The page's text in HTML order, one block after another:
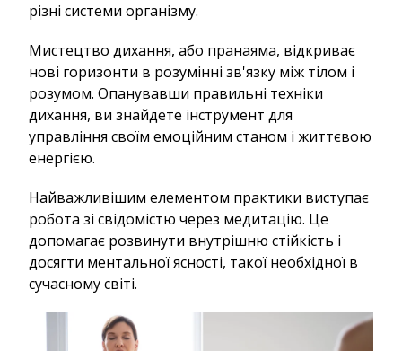
різні системи організму.
Мистецтво дихання, або пранаяма, відкриває
нові горизонти в розумінні зв'язку між тілом і
розумом. Опанувавши правильні техніки
дихання, ви знайдете інструмент для
управління своїм емоційним станом і життєвою
енергією.
Найважливішим елементом практики виступає
робота зі свідомістю через медитацію. Це
допомагає розвинути внутрішню стійкість і
досягти ментальної ясності, такої необхідної в
сучасному світі.